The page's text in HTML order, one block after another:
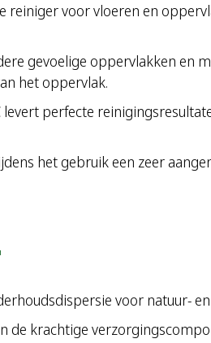
reiniger voor vloeren en
gevoelige oppervlakken en
het oppervlak.
levert perfecte
het gebruik een zeer
voor natuur-
de krachtige